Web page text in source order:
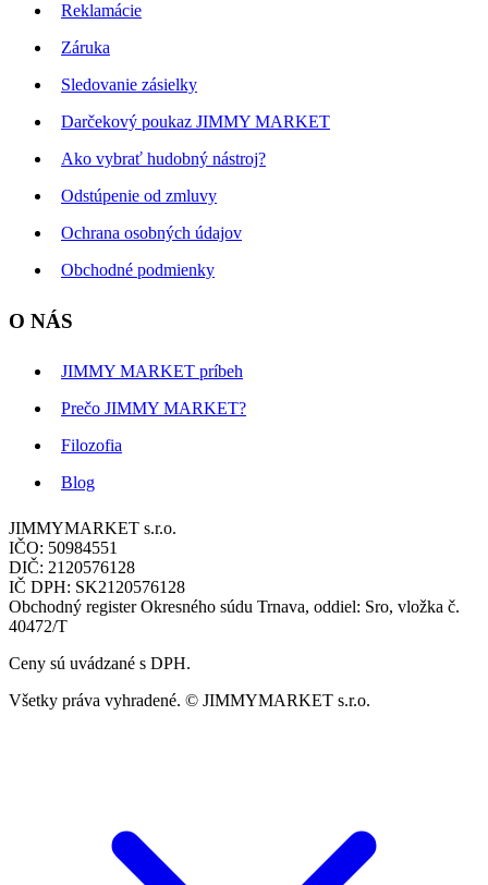
Reklamácie
Záruka
Sledovanie zásielky
Darčekový poukaz JIMMY MARKET
Ako vybrať hudobný nástroj?
Odstúpenie od zmluvy
Ochrana osobných údajov
Obchodné podmienky
O NÁS
JIMMY MARKET príbeh
Prečo JIMMY MARKET?
Filozofia
Blog
JIMMYMARKET s.r.o.
IČO: 50984551
DIČ: 2120576128
IČ DPH: SK2120576128
Obchodný register Okresného súdu Trnava, oddiel: Sro, vložka č.
40472/T
Ceny sú uvádzané s DPH.
Všetky práva vyhradené. © JIMMYMARKET s.r.o.